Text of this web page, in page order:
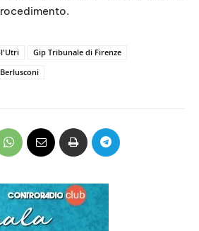
Gip Tribunale di Firenze